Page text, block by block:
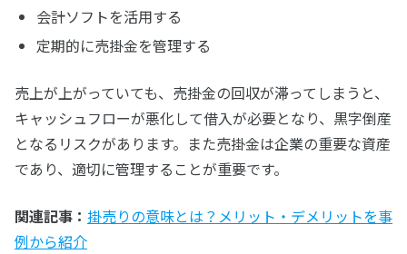
会計ソフトを活用する
定期的に売掛金を管理する
売上が上がっていても、売掛金の回収が滞ってしまうと、
キャッシュフローが悪化して借入が必要となり、黒字倒産
となるリスクがあります。また売掛金は企業の重要な資産
であり、適切に管理することが重要です。
関連記事： 掛売りの意味とは？メリット・デメリットを事
例から紹介